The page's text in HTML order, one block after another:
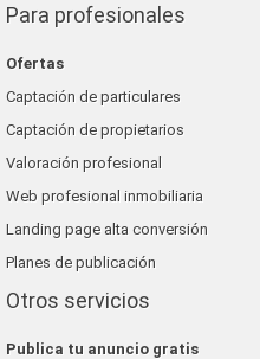
Para profesionales
Ofertas
Captación de particulares
Captación de propietarios
Valoración profesional
Web profesional inmobiliaria
Landing page alta conversión
Planes de publicación
Otros servicios
Publica tu anuncio gratis